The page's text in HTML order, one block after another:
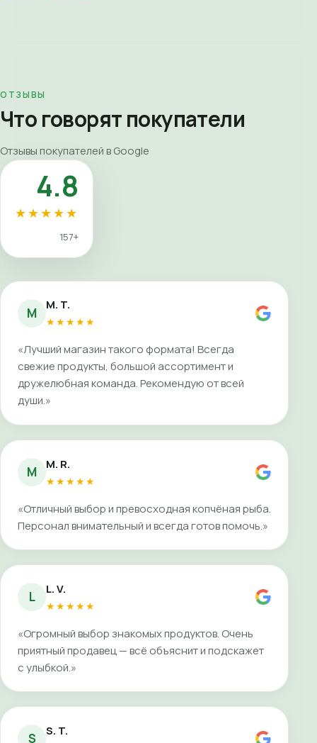
ОТЗЫВЫ
Что говорят покупатели
Отзывы покупателей в Google
4.8
★★★★★
157+
M M. T.
★★★★★
«Лучший магазин такого формата! Всегда
свежие продукты, большой ассортимент и
дружелюбная команда. Рекомендую от всей
души.»
M M. R.
★★★★★
«Отличный выбор и превосходная копчёная рыба.
Персонал внимательный и всегда готов помочь.»
L L. V.
★★★★★
«Огромный выбор знакомых продуктов. Очень
приятный продавец — всё объяснит и подскажет
с улыбкой.»
S S. T.